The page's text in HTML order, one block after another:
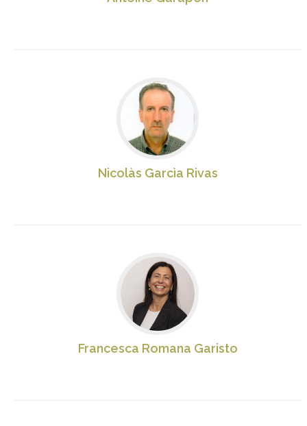
Nicolàs Garcìa Rivas
Francesca Romana Garisto